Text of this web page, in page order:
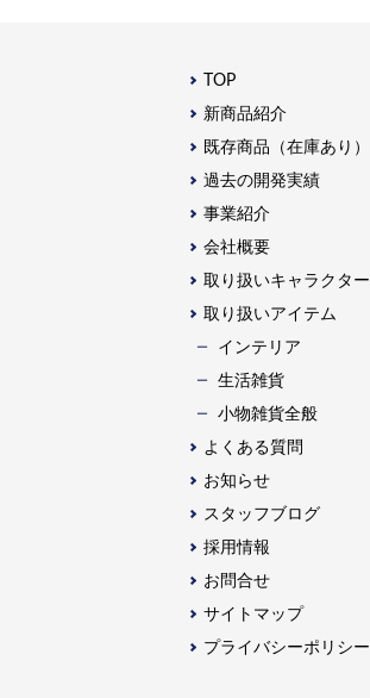
TOP
新商品紹介
既存商品（在庫あり）
過去の開発実績
事業紹介
会社概要
取り扱いキャラクター
取り扱いアイテム
インテリア
生活雑貨
⼩物雑貨全般
よくある質問
お知らせ
スタッフブログ
採用情報
お問合せ
サイトマップ
プライバシーポリシー